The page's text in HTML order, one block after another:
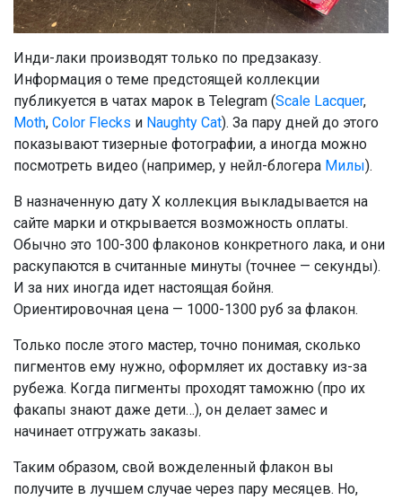
Инди-лаки производят только по предзаказу.
Информация о теме предстоящей коллекции
публикуется в чатах марок в Telegram (Scale Lacquer,
Moth, Color Flecks и Naughty Cat). За пару дней до этого
показывают тизерные фотографии, а иногда можно
посмотреть видео (например, у нейл-блогера Милы).
В назначенную дату Х коллекция выкладывается на
сайте марки и открывается возможность оплаты.
Обычно это 100-300 флаконов конкретного лака, и они
раскупаются в считанные минуты (точнее — секунды).
И за них иногда идет настоящая бойня.
Ориентировочная цена — 1000-1300 руб за флакон.
Только после этого мастер, точно понимая, сколько
пигментов ему нужно, оформляет их доставку из-за
рубежа. Когда пигменты проходят таможню (про их
факапы знают даже дети…), он делает замес и
начинает отгружать заказы.
Таким образом, свой вожделенный флакон вы
получите в лучшем случае через пару месяцев. Но,